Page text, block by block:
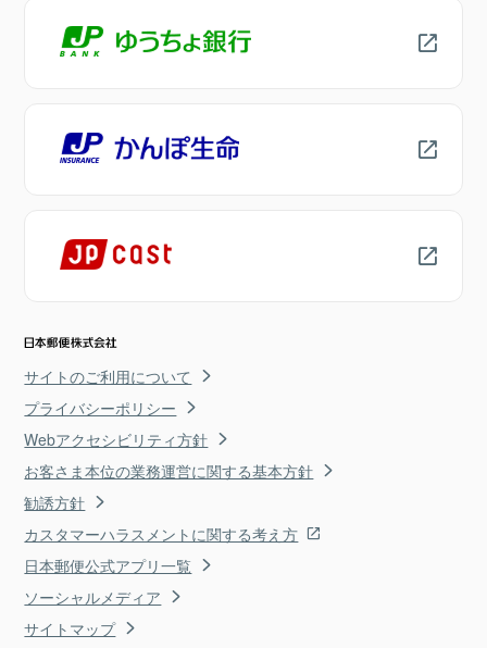
サイトのご利用について
プライバシーポリシー
Webアクセシビリティ方針
お客さま本位の業務運営に関する基本方針
勧誘方針
カスタマーハラスメントに関する考え方
日本郵便公式アプリ一覧
ソーシャルメディア
サイトマップ